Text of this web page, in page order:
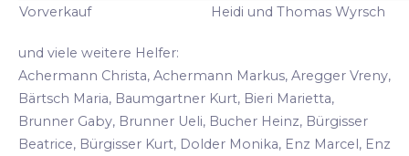
Vorverkauf
Heidi und Thomas Wyrsch
und viele weitere Helfer:
Achermann Christa, Achermann Markus, Aregger Vreny,
Bärtsch Maria, Baumgartner Kurt, Bieri Marietta,
Brunner Gaby, Brunner Ueli, Bucher Heinz, Bürgisser
Beatrice, Bürgisser Kurt, Dolder Monika, Enz Marcel, Enz